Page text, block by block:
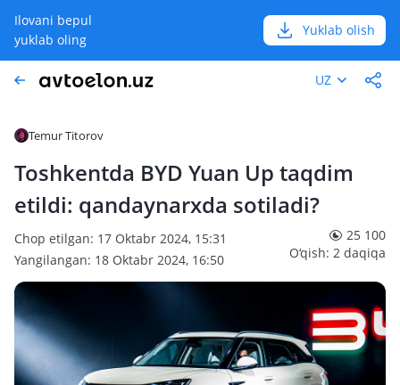
Ilovani bepul
yuklab oling
Yuklab olish
UZ
Temur Titorov
Toshkentda BYD Yuan Up taqdim
etildi: qandaynarxda sotiladi?
Chop etilgan: 17 Oktabr 2024, 15:31
Yangilangan: 18 Oktabr 2024, 16:50
25 100
O‘qish: 2 daqiqa